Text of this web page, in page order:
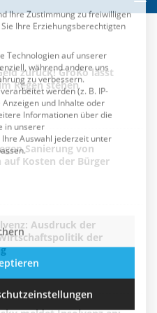
zurück! GroKo lässt
Regen stehen
Sanierung von
auf Kosten der Bürger
Ausdruck der
der
Impressum